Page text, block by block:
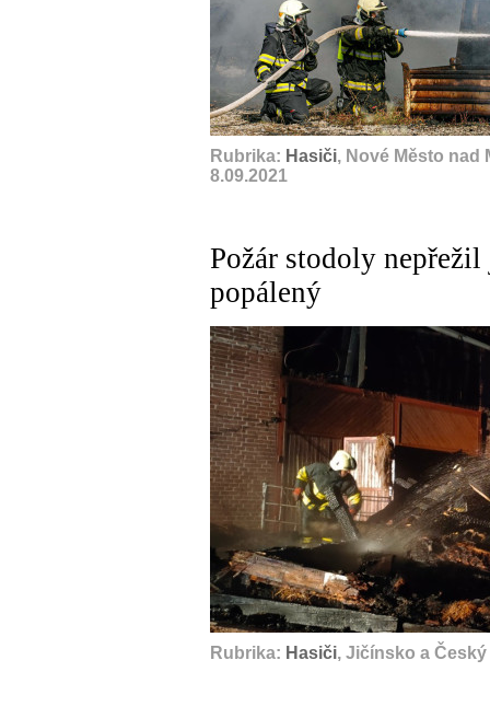
Rubrika: Hasiči, Nové Město nad
8.09.2021
Požár stodoly
popálený
Rubrika: Hasiči, Jičínsko a Český